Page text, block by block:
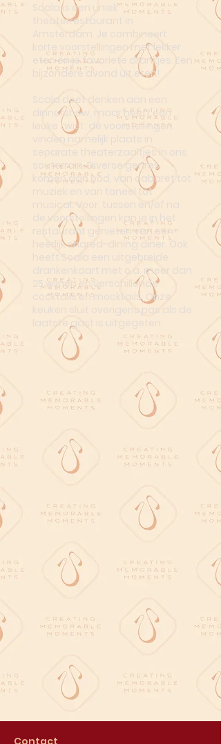
Scala is een uniek
theaterrestaurant in
Amsterdam. Je combineert
korte voorstellingen met lekker
eten én je favoriete drankjes. Een
bijzondere avond uit eten!
Scala doet denken aan een
dinnershow, maar heeft een
leuke twist: de voorstellingen
vinden namelijk plaats in
separate theaterzaaltjes in ons
souterrain. Diverse genres
komen aan bod, van cabaret tot
muziek en van toneel tot
musical. Voor, tussen en/of na
de voorstellingen kan je in het
restaurant genieten van een
heerlijk shared-dining diner. Ook
heeft Scala een uitgebreide
drankenkaart met o.a. meer dan
25 wijnen en verschillende
cocktails en mocktails. Onze
keuken sluit overigens pas als de
laatste gast is uitgegeten.
Contact